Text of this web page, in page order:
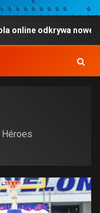
odkrywa nowe wymiary
Héroes